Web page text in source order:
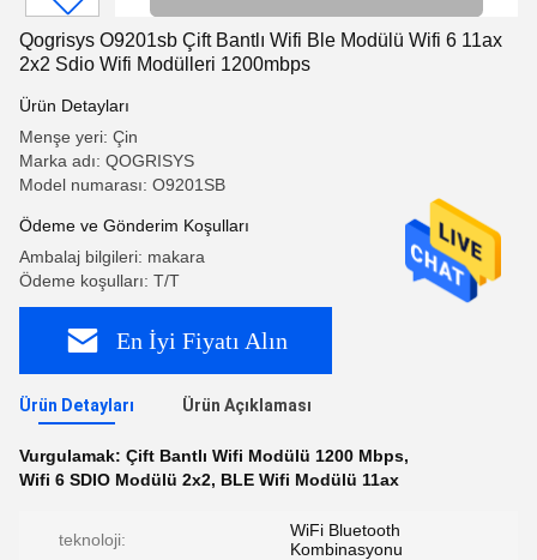
Qogrisys O9201sb Çift Bantlı Wifi Ble Modülü Wifi 6 11ax
2x2 Sdio Wifi Modülleri 1200mbps
Ürün Detayları
Menşe yeri: Çin
Marka adı: QOGRISYS
Model numarası: O9201SB
Ödeme ve Gönderim Koşulları
Ambalaj bilgileri: makara
Ödeme koşulları: T/T
En İyi Fiyatı Alın
Ürün Detayları Ürün Açıklaması
Vurgulamak: Çift Bantlı Wifi Modülü 1200 Mbps,
Wifi 6 SDIO Modülü 2x2, BLE Wifi Modülü 11ax
teknoloji:
WiFi Bluetooth
Kombinasyonu